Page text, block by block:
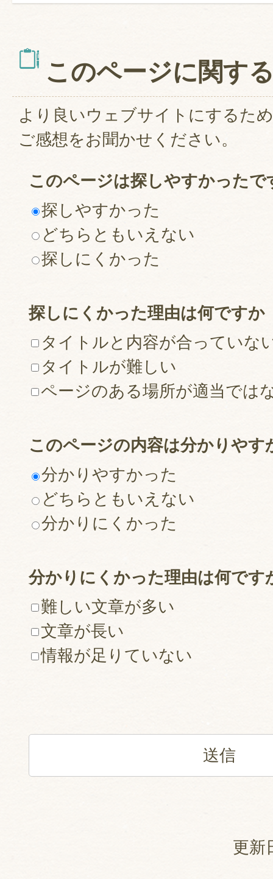
このページに関す
より良いウェブサイトにするた
ご感想をお聞かせください。
このページは探しやすかったで
探しやすかった
どちらともいえない
探しにくかった
探しにくかった理由は何ですか
タイトルと内容が合っていな
タイトルが難しい
ページのある場所が適当では
このページの内容は分かりやす
分かりやすかった
どちらともいえない
分かりにくかった
分かりにくかった理由は何です
難しい文章が多い
文章が長い
情報が足りていない
更新